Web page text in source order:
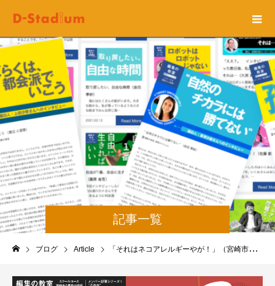
記事一覧
ブログ Article 「それはネコアレルギーやが！」（宮崎市立青島中学校：学生C）